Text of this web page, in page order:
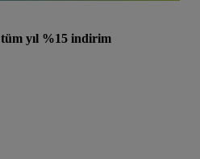
tüm yıl %15 indirim